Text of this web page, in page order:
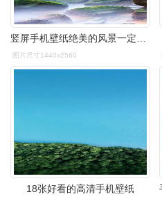
图片尺寸1440x2560
18张好看的高清手机壁纸